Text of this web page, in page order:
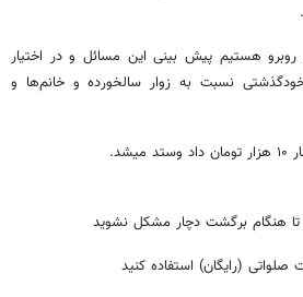
روبرو هستیم پیش بینی این مسائل و در اختیار
نسبت به زوار سالخورده و خانم‌ها و
تا هنگام برگشت دچار مشکل نشوید
(رایگان) استفاده کنید